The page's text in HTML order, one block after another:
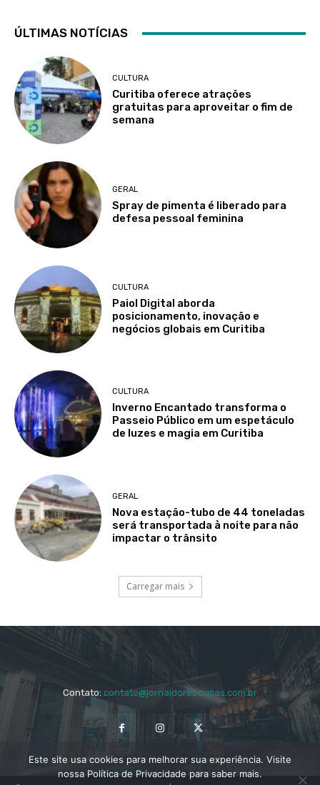
ÚLTIMAS NOTÍCIAS
CULTURA
Curitiba oferece atrações
gratuitas para aproveitar o fim de
semana
GERAL
Spray de pimenta é liberado para
defesa pessoal feminina
CULTURA
Paiol Digital aborda
posicionamento, inovação e
negócios globais em Curitiba
CULTURA
Inverno Encantado transforma o
Passeio Público em um espetáculo
de luzes e magia em Curitiba
GERAL
Nova estação-tubo de 44 toneladas
será transportada à noite para não
impactar o trânsito
Carregar mais
Contato: contato@jornaldoreboucas.com.br
Este site usa cookies para melhorar sua experiência. Visite
nossa Política de Privacidade para saber mais.